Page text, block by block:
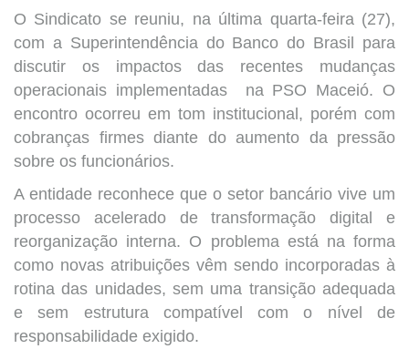
O Sindicato se reuniu, na última quarta-feira (27),
com a Superintendência do Banco do Brasil para
discutir os impactos das recentes mudanças
operacionais implementadas na PSO Maceió. O
encontro ocorreu em tom institucional, porém com
cobranças firmes diante do aumento da pressão
sobre os funcionários.
A entidade reconhece que o setor bancário vive um
processo acelerado de transformação digital e
reorganização interna. O problema está na forma
como novas atribuições vêm sendo incorporadas à
rotina das unidades, sem uma transição adequada
e sem estrutura compatível com o nível de
responsabilidade exigido.